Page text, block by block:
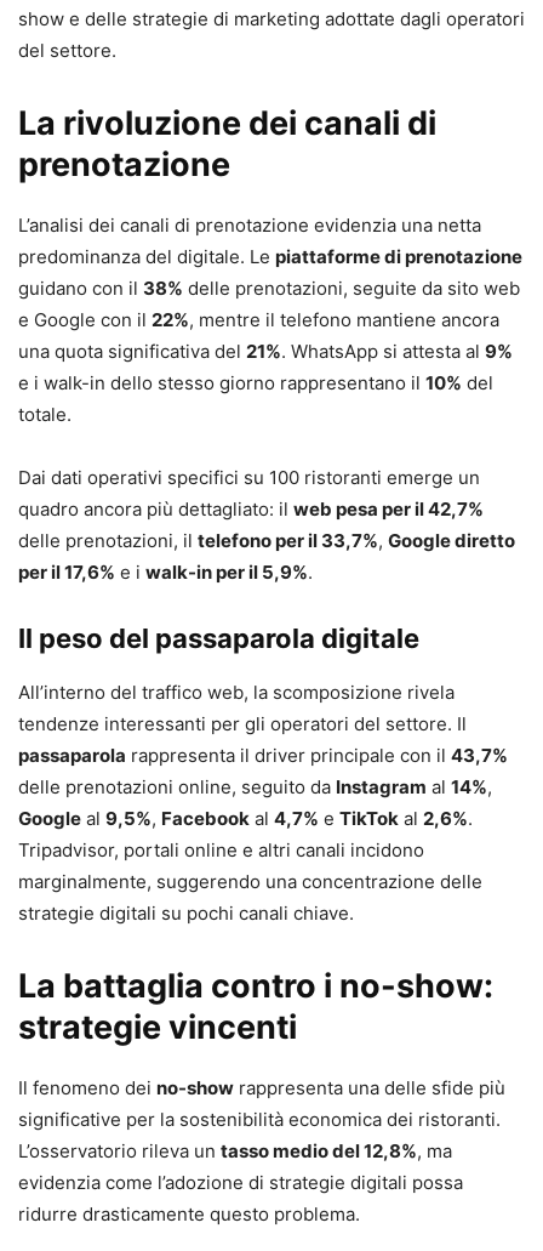
show e delle strategie di marketing adottate dagli operatori
del settore.
La rivoluzione dei canali di
prenotazione
L’analisi dei canali di prenotazione evidenzia una netta
predominanza del digitale. Le piattaforme di prenotazione
guidano con il 38% delle prenotazioni, seguite da sito web
e Google con il 22%, mentre il telefono mantiene ancora
una quota significativa del 21%. WhatsApp si attesta al 9%
e i walk-in dello stesso giorno rappresentano il 10% del
totale.
Dai dati operativi specifici su 100 ristoranti emerge un
quadro ancora più dettagliato: il web pesa per il 42,7%
delle prenotazioni, il telefono per il 33,7%, Google diretto
per il 17,6% e i walk-in per il 5,9%.
Il peso del passaparola digitale
All’interno del traffico web, la scomposizione rivela
tendenze interessanti per gli operatori del settore. Il
passaparola rappresenta il driver principale con il 43,7%
delle prenotazioni online, seguito da Instagram al 14%,
Google al 9,5%, Facebook al 4,7% e TikTok al 2,6%.
Tripadvisor, portali online e altri canali incidono
marginalmente, suggerendo una concentrazione delle
strategie digitali su pochi canali chiave.
La battaglia contro i no-show:
strategie vincenti
Il fenomeno dei no-show rappresenta una delle sfide più
significative per la sostenibilità economica dei ristoranti.
L’osservatorio rileva un tasso medio del 12,8%, ma
evidenzia come l’adozione di strategie digitali possa
ridurre drasticamente questo problema.